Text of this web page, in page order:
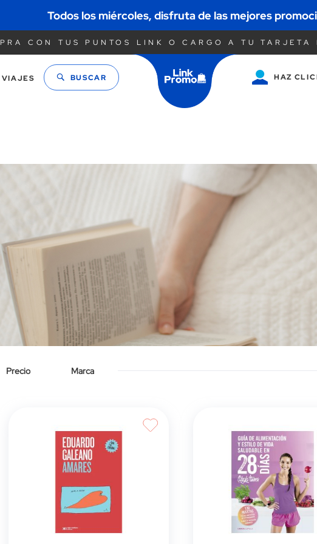
Todos los miércoles, disfruta de las mejores
CON TUS PUNTOS LINK O CARGO A TU TARJETA
VIAJES BUSCAR HAZ
Saltar
Precio Marca